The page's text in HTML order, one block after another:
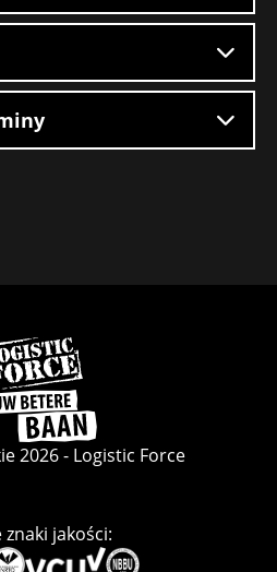
2026 - Logistic Force
znaki jakości: